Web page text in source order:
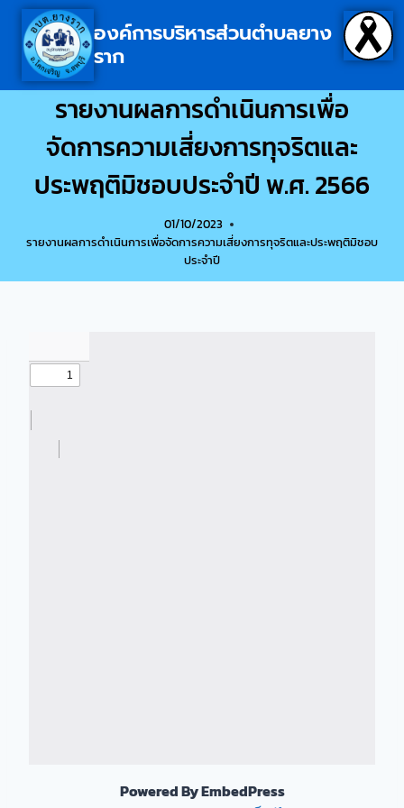
องค์การบริหารส่วนตำบลยาง
ราก
รายงานผลการดำเนินการเพื่อ
จัดการความเสี่ยงการทุจริตและ
ประพฤติมิชอบประจำปี พ.ศ. 2566
01/10/2023
รายงานผลการดำเนินการเพื่อจัดการความเสี่ยงการทุจริตและประพฤติมิชอบ
ประจำปี
Powered By EmbedPress